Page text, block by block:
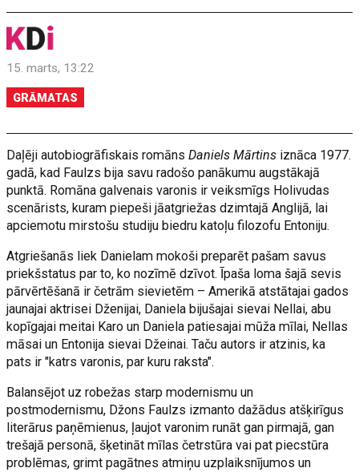
15. marts, 13:22
GRĀMATAS
Daļēji autobiogrāfiskais romānsDaniels Mārtins iznāca 1977.
gadā, kad Faulzs bija savu radošo panākumu augstākajā
punktā. Romāna galvenais varonis ir veiksmīgs Holivudas
scenārists, kuram piepeši jāatgriežas dzimtajā Anglijā, lai
apciemotu mirstošu studiju biedru katoļu filozofu Entoniju.
Atgriešanās liek Danielam mokoši preparēt pašam savus
priekšstatus par to, ko nozīmē dzīvot. Īpaša loma šajā sevis
pārvērtēšanā ir četrām sievietēm – Amerikā atstātajai gados
jaunajai aktrisei Dženijai, Daniela bijušajai sievai Nellai, abu
kopīgajai meitai Karo un Daniela patiesajai mūža mīlai, Nellas
māsai un Entonija sievai Džeinai. Taču autors ir atzinis, ka
pats ir "katrs varonis, par kuru raksta".
Balansējot uz robežas starp modernismu un
postmodernismu, Džons Faulzs izmanto dažādus atšķirīgus
literārus paņēmienus, ļaujot varonim runāt gan pirmajā, gan
trešajā personā, šķetināt mīlas četrstūra vai pat piecstūra
problēmas, grimt pagātnes atmiņu uzplaiksnījumos un